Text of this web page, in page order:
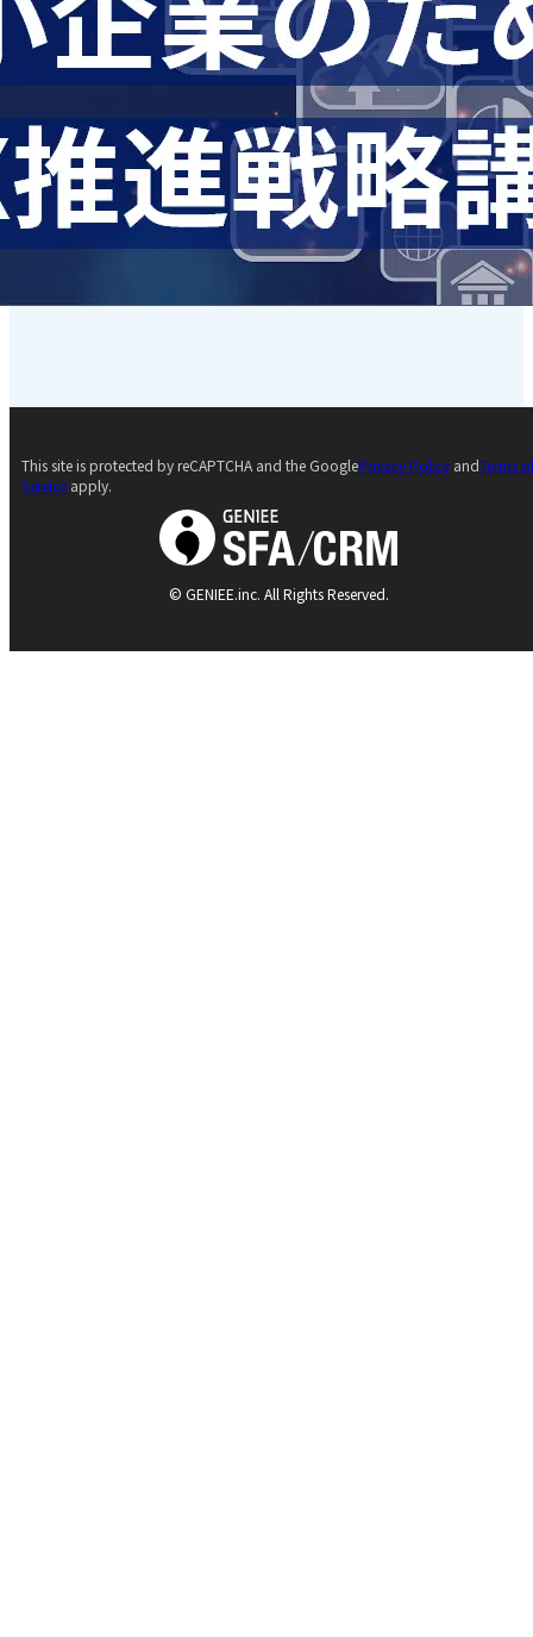
© GENIEE.inc. All Rights Reserved.
This site is protected by reCAPTCHA and the GooglePrivacy Policy andTerms
Service apply.